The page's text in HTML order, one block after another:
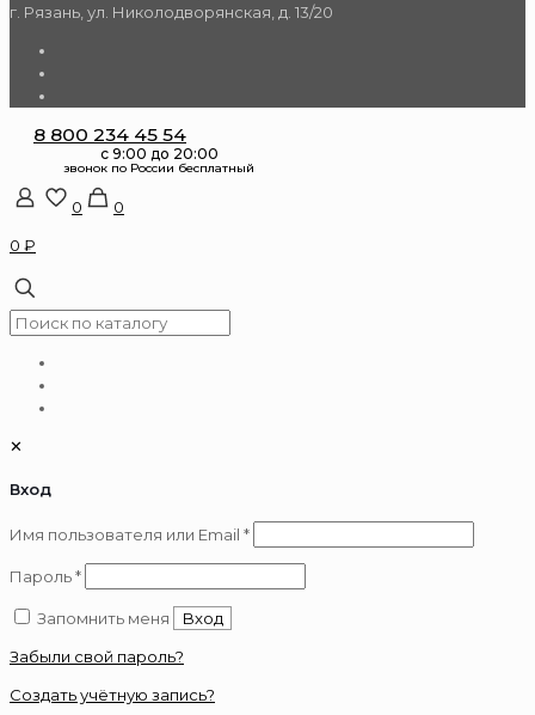
г. Рязань, ул. Николодворянская, д. 13/20
8 800 234 45 54
0
0
0 ₽
✕
Вход
Имя пользователя или Email *Обязательно
Пароль*Обязательно
Запомнить меня
Вход
Забыли свой пароль?
Создать учётную запись?